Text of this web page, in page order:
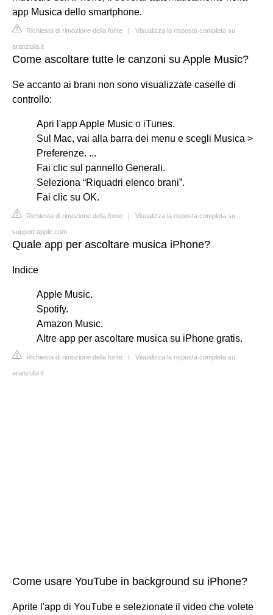
app Musica dello smartphone.
Richiesta di rimozione della fonte | Visualizza la risposta completa su
aranzulla.it
Come ascoltare tutte le canzoni su Apple Music?
Se accanto ai brani non sono visualizzate caselle di
controllo:
Apri l'app Apple Music o iTunes.
Sul Mac, vai alla barra dei menu e scegli Musica >
Preferenze. ...
Fai clic sul pannello Generali.
Seleziona “Riquadri elenco brani”.
Fai clic su OK.
Richiesta di rimozione della fonte | Visualizza la risposta completa su
support.apple.com
Quale app per ascoltare musica iPhone?
Indice
Apple Music.
Spotify.
Amazon Music.
Altre app per ascoltare musica su iPhone gratis.
Richiesta di rimozione della fonte | Visualizza la risposta completa su
aranzulla.it
Come usare YouTube in background su iPhone?
Aprite l'app di YouTube e selezionate il video che volete